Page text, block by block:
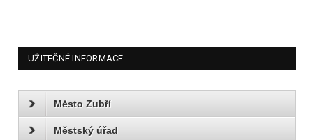
UŽITEČNÉ INFORMACE
Město Zubří
Městský úřad